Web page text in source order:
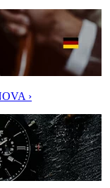
›